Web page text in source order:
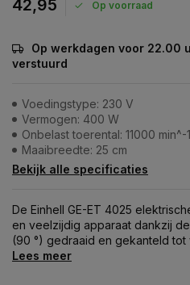
42,95 Op voorraad
Op werkdagen voor 22.00
verstuurd
Voedingstype: 230 V
Vermogen: 400 W
Onbelast toerental: 11000 min^-1
Maaibreedte: 25 cm
Bekijk alle specificaties
De Einhell GE-ET 4025
en veelzijdig apparaat dankzij
(90 °) gedraaid en gekanteld
Lees meer